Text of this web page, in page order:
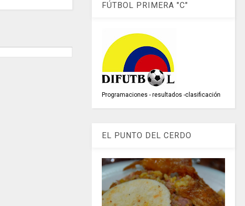
FÚTBOL PRIMERA "C"
Programaciones - resultados -clasificación
EL PUNTO DEL CERDO